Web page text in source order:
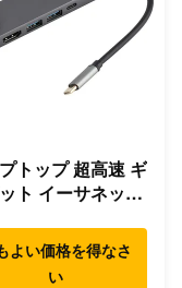
トップ 超高速 ギ
ト イーサネット
ション
よい価格を得なさ
い